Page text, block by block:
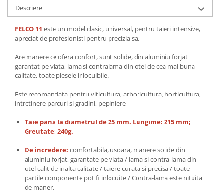
Descriere
FELCO 11 este un model clasic, universal, pentru taieri intensive,
apreciat de profesionisti pentru precizia sa.
Are manere ce ofera confort, sunt solide, din aluminiu forjat
garantat pe viata, lama si contralama din otel de cea mai buna
calitate, toate piesele inlocuibile.
Este recomandata pentru viticultura, arboricultura, horticultura,
intretinere parcuri si gradini, pepiniere
Taie pana la diametrul de 25 mm. Lungime: 215 mm;
Greutate: 240g.
De incredere: comfortabila, usoara, manere solide din
aluminiu forjat, garantate pe viata / lama si contra-lama din
otel calit de inalta calitate / taiere curata si precisa / toate
partile componente pot fi inlocuite / Contra-lama este nituita
de maner.